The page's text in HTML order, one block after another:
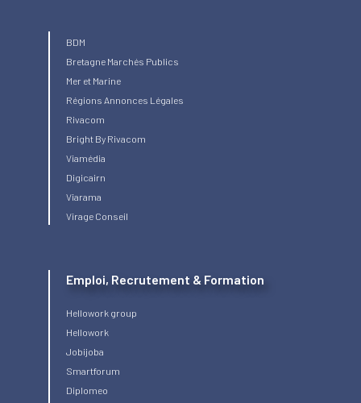
BDM
Bretagne Marchés Publics
Mer et Marine
Régions Annonces Légales
Rivacom
Bright By Rivacom
Viamédia
Digicairn
Viarama
Virage Conseil
Emploi, Recrutement & Formation
Hellowork group
Hellowork
Jobijoba
Smartforum
Diplomeo